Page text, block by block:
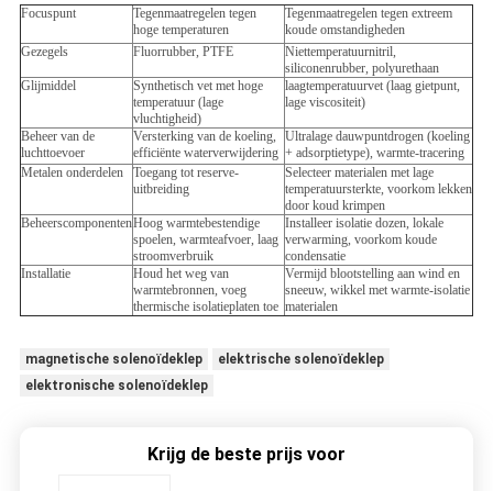
Focuspunt
Tegenmaatregelen tegen
hoge temperaturen
Tegenmaatregelen tegen extreem
koude omstandigheden
Gezegels
Fluorrubber, PTFE
Niettemperatuurnitril,
siliconenrubber, polyurethaan
Glijmiddel
Synthetisch vet met hoge
temperatuur (lage
vluchtigheid)
laagtemperatuurvet (laag gietpunt,
lage viscositeit)
Beheer van de
luchttoevoer
Versterking van de koeling,
efficiënte waterverwijdering
Ultralage dauwpuntdrogen (koeling
+ adsorptietype), warmte-tracering
Metalen onderdelen
Toegang tot reserve-
uitbreiding
Selecteer materialen met lage
temperatuursterkte, voorkom lekken
door koud krimpen
BeheerscomponentenHoog warmtebestendige
spoelen, warmteafvoer, laag
stroomverbruik
Installeer isolatie dozen, lokale
verwarming, voorkom koude
condensatie
Installatie
Houd het weg van
warmtebronnen, voeg
thermische isolatieplaten toe
Vermijd blootstelling aan wind en
sneeuw, wikkel met warmte-isolatie
materialen
magnetische solenoïdeklep
elektrische solenoïdeklep
elektronische solenoïdeklep
Krijg de beste prijs voor